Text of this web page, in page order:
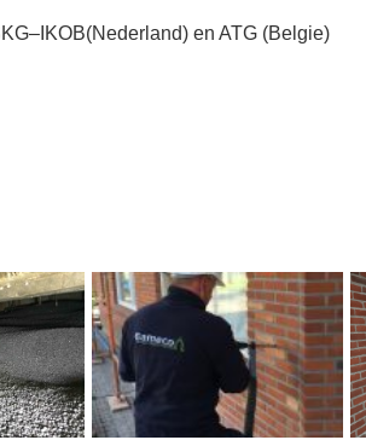
en ATG (Belgie)